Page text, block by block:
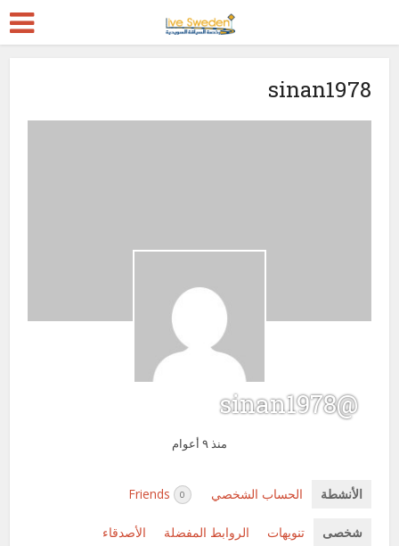
sinan1978
@sinan1978
منذ ٩ أعوام
الأنشطة الحساب الشخصي Friends 0
شخصى تنويهات الروابط المفضلة
الأصدقاء